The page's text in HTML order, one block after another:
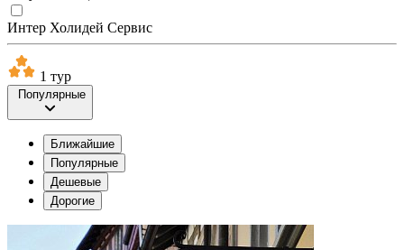
Интер Холидей Сервис
1 тур
Популярные
Ближайшие
Популярные
Дешевые
Дорогие